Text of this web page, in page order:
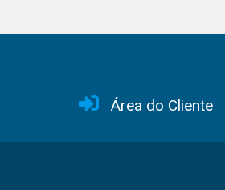
Área do Cliente